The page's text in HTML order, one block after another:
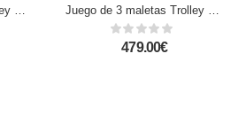
Juego de 3 maletas Trolley de PP resistente a la rotura. Cerradura TSA numérica, 4 ruedas dobles giratorias 360°. Juego de 3 maletas Trolley extensibles, en material ligero PP resistente a la rotura. Cerradura TSA numérica, 4 ruedas dobles giratorias 360°.
479.00€